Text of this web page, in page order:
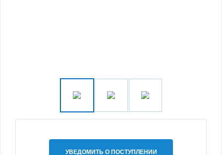
УВЕДОМИТЬ О ПОСТУПЛЕНИИ